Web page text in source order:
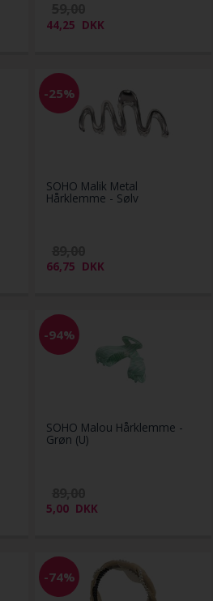
44,25 DKK
-25%
SOHO Malik Metal
Hårklemme - Sølv
66,75 DKK
-94%
SOHO Malou Hårklemme -
Grøn (U)
5,00 DKK
-74%